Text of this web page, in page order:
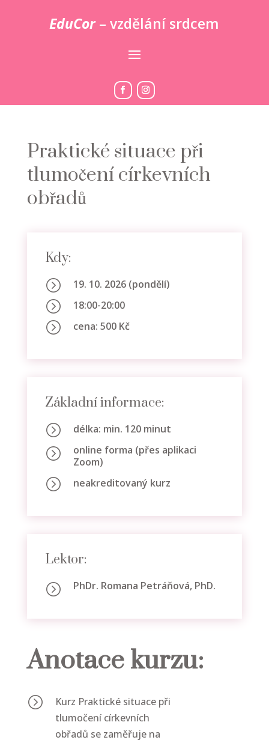
EduCor– vzdělání srdcem
Praktické situace při
tlumočení církevních
obřadů
Kdy:
= 19. 10. 2026 (pondělí)
= 18:00-20:00
= cena: 500 Kč
Základní informace:
= délka: min. 120 minut
=
online forma (přes aplikaci
Zoom)
= neakreditovaný kurz
Lektor:
= PhDr. Romana Petráňová, PhD.
Anotace kurzu:
=
Kurz Praktické situace při
tlumočení církevních
obřadů se zaměřuje na